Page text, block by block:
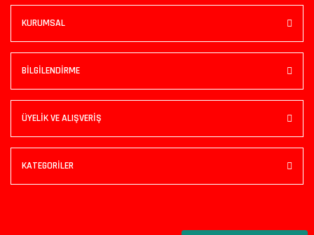
KURUMSAL
BİLGİLENDİRME
ÜYELİK VE ALIŞVERİŞ
KATEGORİLER